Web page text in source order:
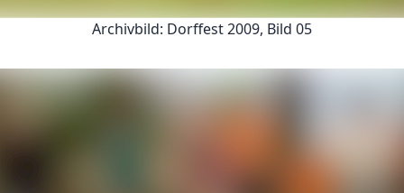
Archivbild: Dorffest 2009, Bild 05